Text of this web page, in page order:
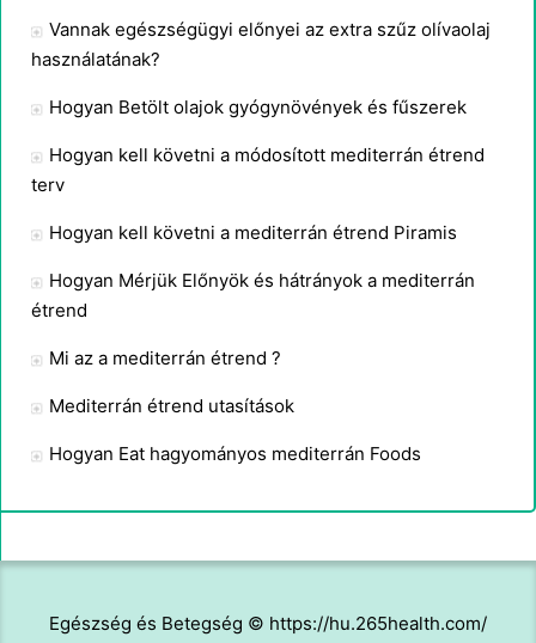
Vannak egészségügyi előnyei az extra szűz olívaolaj
használatának?
Hogyan Betölt olajok gyógynövények és fűszerek
Hogyan kell követni a módosított mediterrán étrend
terv
Hogyan kell követni a mediterrán étrend Piramis
Hogyan Mérjük Előnyök és hátrányok a mediterrán
étrend
Mi az a mediterrán étrend ?
Mediterrán étrend utasítások
Hogyan Eat hagyományos mediterrán Foods
Egészség és Betegség © https://hu.265health.com/